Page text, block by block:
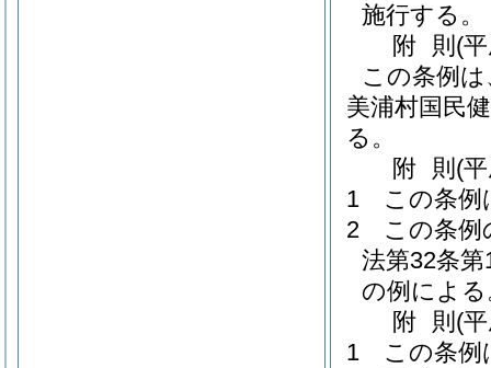
施行する。
附 則 (
この条例
美浦村国民
る。
附 則 (
1
この条例
2
この条例
法第32条
の例による
附 則 (
1
この条例